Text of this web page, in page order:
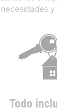
necesidades y
Todo